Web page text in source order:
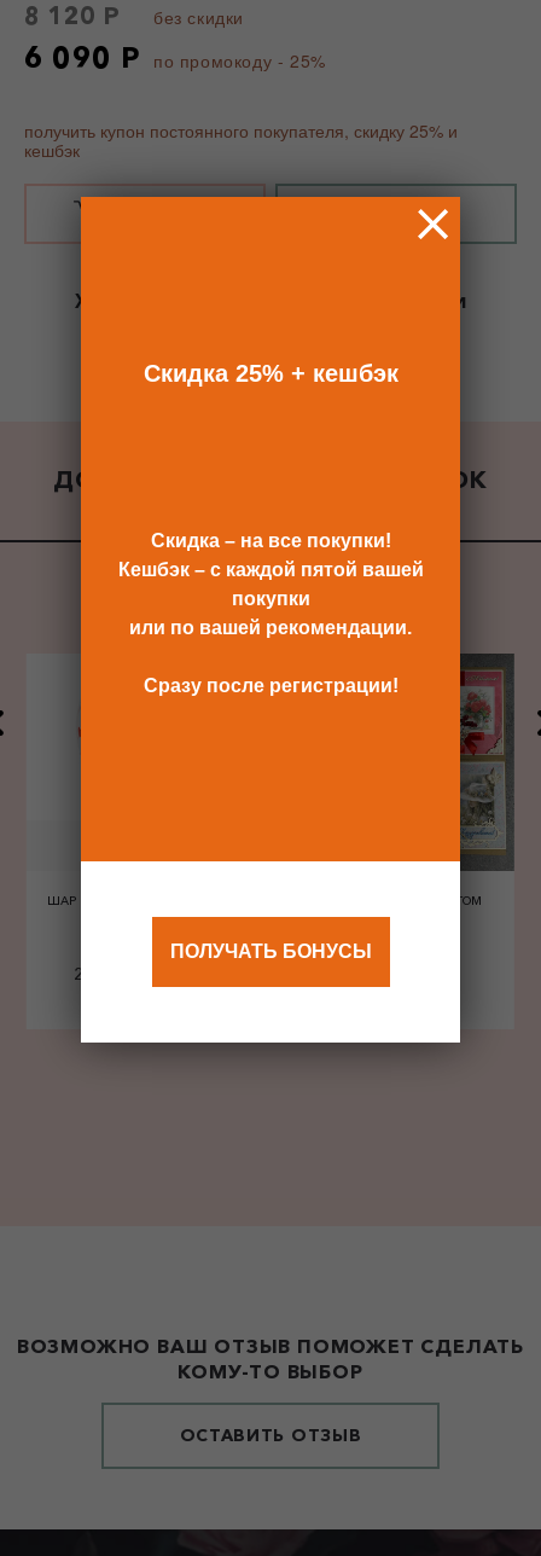
8 120 Р без скидки
6 090 Р по промокоду - 25%
получить купон постоянного покупателя, скидку 25% и
кешбэк
КУПИТЬ В 1 КЛИК
Хотите сразу
и
ДОБАВИТЬ К ЗАКАЗУ ПОДАРОК
ШАР ШЕЛКОГРАФИЯ СЕРДЦА
КРАСНЫЕ
240 Р
ОТКРЫТКА С КОНВЕРТОМ
ВОЗМОЖНО ВАШ ОТЗЫВ ПОМОЖЕТ СДЕЛАТЬ
КОМУ-ТО ВЫБОР
ОСТАВИТЬ ОТЗЫВ
Скидка 25% + кешбэк
Скидка – на все покупки!
Кешбэк – с каждой пятой вашей
покупки
или по вашей рекомендации.
Сразу после регистрации!
ПОЛУЧАТЬ БОНУСЫ